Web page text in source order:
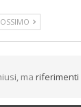
ma riferimenti